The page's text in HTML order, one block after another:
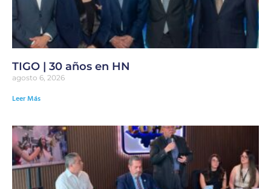
TIGO | 30 años en HN
agosto 6, 2026
Leer Más